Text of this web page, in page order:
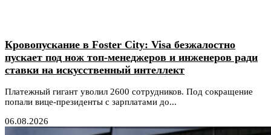
Кровопускание в Foster City: Visa безжалостно
пускает под нож топ-менеджеров и инженеров ради
ставки на искусственный интеллект
Платежный гигант уволил 2600 сотрудников. Под сокращение
попали вице-президенты с зарплатами до...
06.08.2026